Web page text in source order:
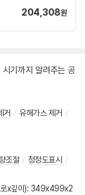
가
204,308원
기까지 알려주는 공
거 / 유해가스 제거 /
조절 / 청정도표시 /
x깊이): 349x499x2